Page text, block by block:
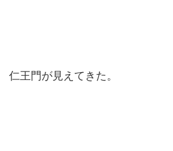
仁王門が見えてきた。